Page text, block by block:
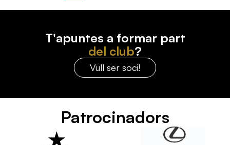
T'apuntes a formar part
del club?
Vull ser soci!
Patrocinadors